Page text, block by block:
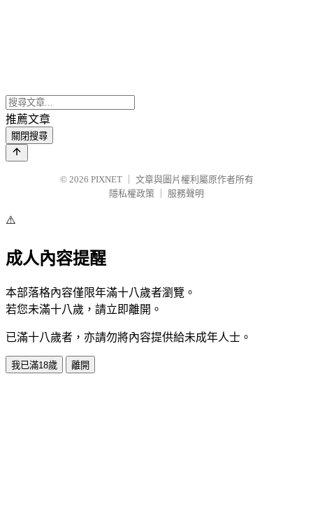
推薦文章
關閉搜尋
© 2026 PIXNET
文章與圖片權利屬原作者所有
隱私權政策
服務聲明
⚠️
成人內容提醒
本部落格內容僅限年滿十八歲者瀏覽。
若您未滿十八歲，請立即離開。
已滿十八歲者，亦請勿將內容提供給未成年人士。
我已滿18歲 離開